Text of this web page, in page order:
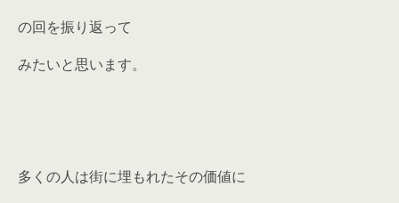
の回を振り返って
みたいと思います。
多くの人は街に埋もれたその価値に